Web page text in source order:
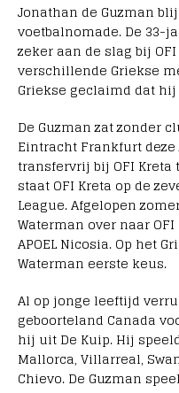
Jonathan de Guzman
voetbalnomade. De 33-
zeker aan de slag bij
verschillende Griekse
Griekse geclaimd dat
De Guzman zat zonder
Eintracht Frankfurt
transfervrij bij OFI Kreta
staat OFI Kreta op de
League. Afgelopen
Waterman over naar
APOEL Nicosia. Op het
Waterman eerste keus.
Al op jonge leeftijd
geboorteland Canada
hij uit De Kuip. Hij
Mallorca, Villarreal,
Chievo. De Guzman